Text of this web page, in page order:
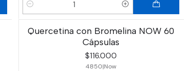
Cantidad
Quercetina con Bromelina NOW 60
Cápsulas
$116.000
4850|Now